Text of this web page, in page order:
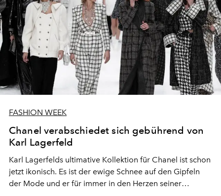
FASHION WEEK
Chanel verabschiedet sich gebührend von
Karl Lagerfeld
Karl Lagerfelds ultimative Kollektion für Chanel ist schon
jetzt ikonisch. Es ist der ewige Schnee auf den Gipfeln
der Mode und er für immer in den Herzen seiner